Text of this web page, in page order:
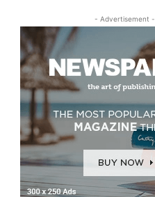
- Advertisement -